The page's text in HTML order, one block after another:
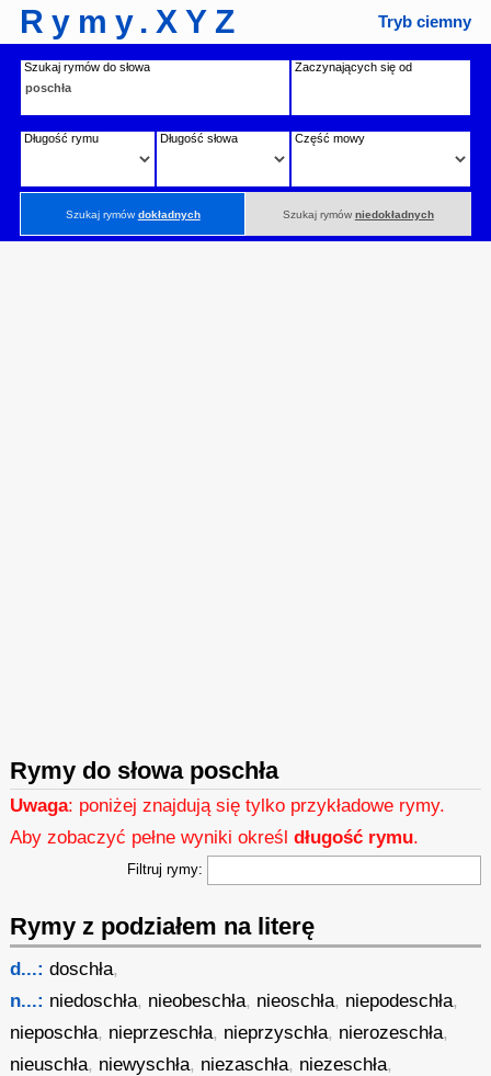
Rymy.XYZ Tryb ciemny
Szukaj rymów do słowa Zaczynających się od
Długość rymu Długość słowa Część mowy
Szukaj rymówdokładnych Szukaj rymów niedokładnych
Rymy do słowa poschła
Uwaga: poniżej znajdują się tylko przykładowe rymy.
Aby zobaczyć pełne wyniki określdługość rymu.
Filtruj rymy:
Rymy z podziałem na literę
d...: doschła,
n...: niedoschła, nieobeschła, nieoschła, niepodeschła,
nieposchła, nieprzeschła, nieprzyschła, nierozeschła,
nieuschła, niewyschła, niezaschła, niezeschła,